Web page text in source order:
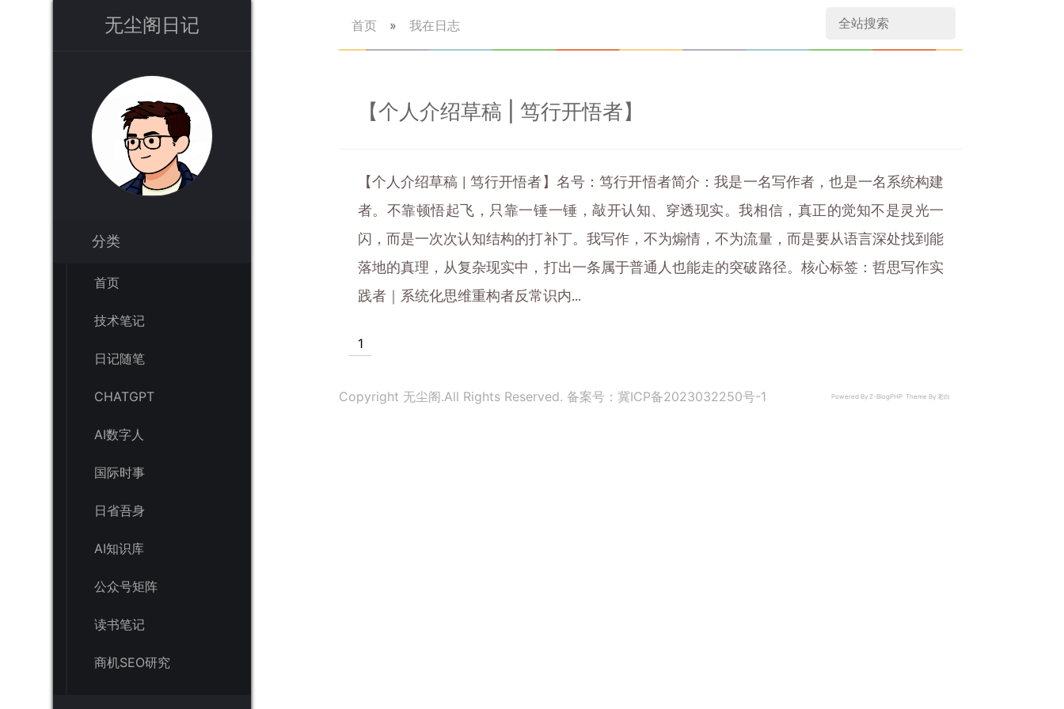
无尘阁日记
分类
首页
技术笔记
日记随笔
CHATGPT
AI数字人
国际时事
日省吾身
AI知识库
公众号矩阵
读书笔记
商机SEO研究
首页 » 我在日志
【个人介绍草稿 | 笃行开悟者】
【个人介绍草稿 | 笃行开悟者】名号：笃行开悟者简介：我是一名写作者，也是一名系统构建
者。不靠顿悟起飞，只靠一锤一锤，敲开认知、穿透现实。我相信，真正的觉知不是灵光一
闪，而是一次次认知结构的打补丁。我写作，不为煽情，不为流量，而是要从语言深处找到能
落地的真理，从复杂现实中，打出一条属于普通人也能走的突破路径。核心标签：哲思写作实
践者｜系统化思维重构者反常识内...
1
Copyright 无尘阁.All Rights Reserved. 备案号：冀ICP备2023032250号-1 Powered ByZ-BlogPHP Theme By老白